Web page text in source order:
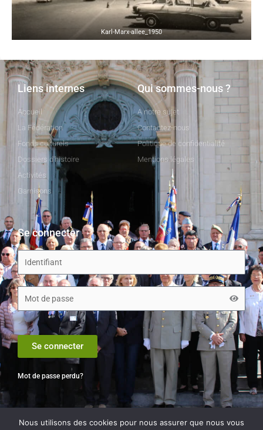
Karl-Marx-allee_1950
Liens internes
Accueil
La Fédération
Fonds culturels
Dossiers d'histoire
Activités
Garnisons
Qui sommes-nous ?
A notre sujet
Contactez-nous
Politique de confidentialité
Mentions légales
Se connecter
Se connecter
Mot de passe perdu?
Nous utilisons des cookies pour nous assurer que nous vous